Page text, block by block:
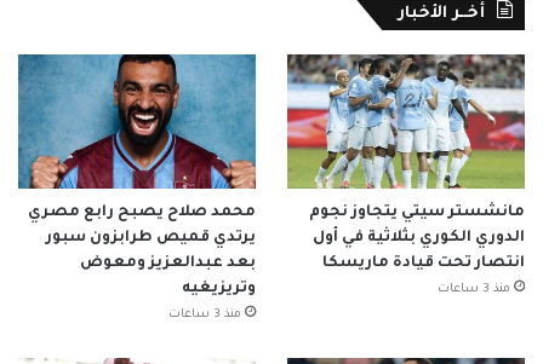
أخــر الأخبار
مانشستر سيتي يتجاوز نجوم
الدوري الكوري بثلاثية في أول
انتصار تحت قيادة ماريسكا
منذ 3 ساعات
محمد صلاح يصبح رابع مصري
يرتدي قميص طرابزون سبور
بعد عبدالعزيز ومعوض
وتريزيغيه
منذ 3 ساعات